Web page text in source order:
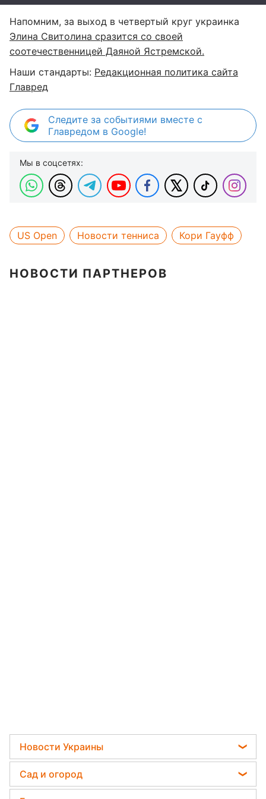
Напомним, за выход в четвертый круг украинка
Элина Свитолина сразится со своей
соотечественницей Даяной Ястремской.
Наши стандарты: Редакционная политика сайта
Главред
Следите за событиями вместе с
Главредом в Google!
Мы в соцсетях:
US Open Новости тенниса Кори Гауфф
НОВОСТИ ПАРТНЕРОВ
Новости Украины
Политика
Отключения света
Сад и огород